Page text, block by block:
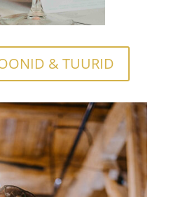
& TUURID